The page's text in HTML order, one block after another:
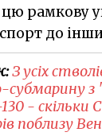
рамкову
до
З усіх
субмарину з
-
поблизу